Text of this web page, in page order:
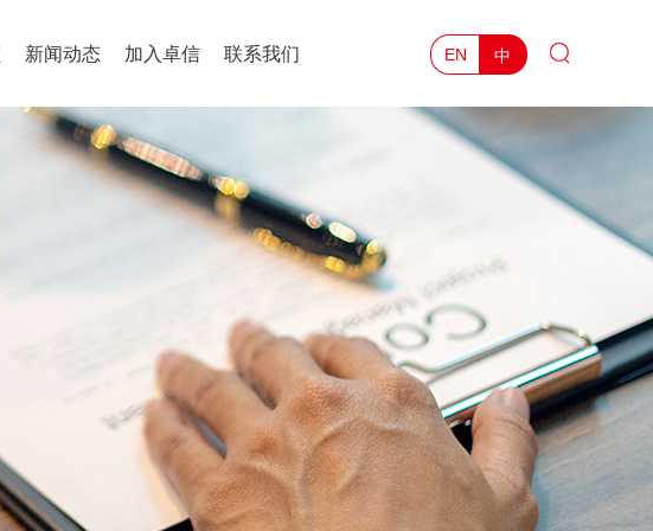
新闻动态 加入卓信 联系我们 中
EN